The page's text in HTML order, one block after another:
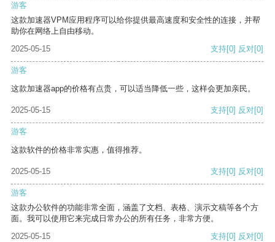
游客
这款加速器VPM应用程序可以给你提供最高速度和安全性的连接，并帮
助你在网络上自由移动。
2025-05-15
支持[0] 反对[0]
游客
这款加速器app的价格有点贵，可以适当降低一些，这样会更加亲民。
2025-05-15 支持[0] 反对[0]
游客
这款软件的价格非常实惠，值得推荐。
2025-05-15 支持[0] 反对[0]
游客
这款办公软件的功能非常全面，涵盖了文档、表格、演示文稿等各个方
面。我可以使用它来完成日常办公的所有任务，非常方便。
2025-05-15
支持[0] 反对[0]